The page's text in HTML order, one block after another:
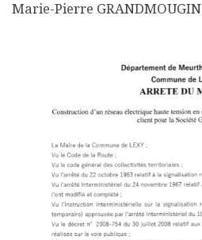
Marie-Pierre GRANDMOUGIN